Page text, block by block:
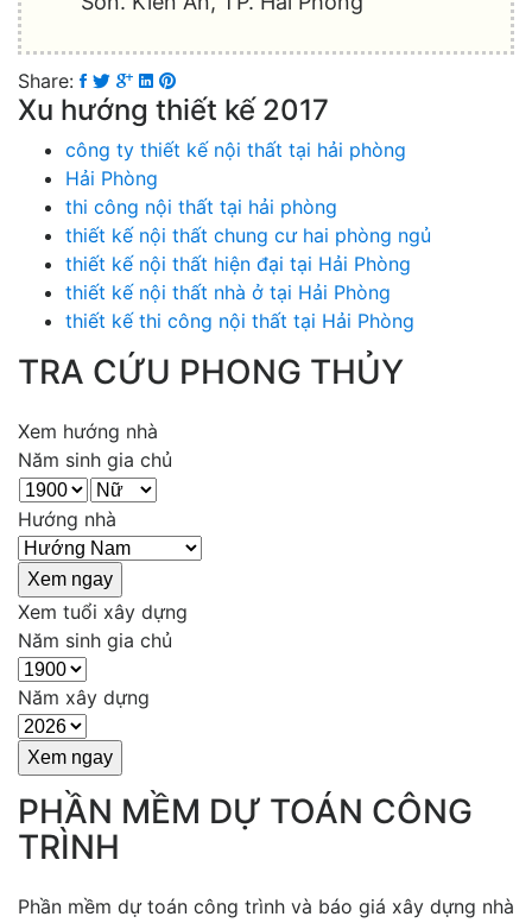
Share:
Xu hướng thiết kế 2017
công ty thiết kế nội thất tại hải phòng
Hải Phòng
thi công nội thất tại hải phòng
thiết kế nội thất chung cư hai phòng ngủ
thiết kế nội thất hiện đại tại Hải Phòng
thiết kế nội thất nhà ở tại Hải Phòng
thiết kế thi công nội thất tại Hải Phòng
TRA CỨU PHONG THỦY
Xem hướng nhà
Năm sinh gia chủ
Hướng nhà
Xem tuổi xây dựng
Năm sinh gia chủ
Năm xây dựng
PHẦN MỀM DỰ TOÁN CÔNG
TRÌNH
Phần mềm dự toán công trình và báo giá xây dựng nhà